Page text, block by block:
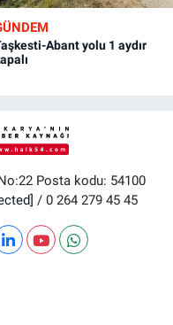
Abant yolu 1 aydır
Posta kodu: 54100
/ 0 264 279 45 45